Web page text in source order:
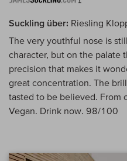
Suckling über: Riesling
The very youthful nose is
character, but on the palate
precision that makes it
great concentration. The
tasted to be believed. From
Vegan. Drink now. 98/100